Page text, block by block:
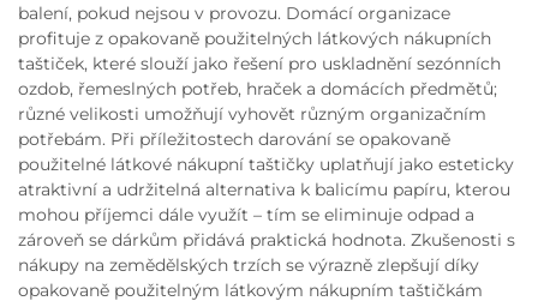
balení, pokud nejsou v provozu. Domácí organizace
profituje z opakovaně použitelných látkových nákupních
taštiček, které slouží jako řešení pro uskladnění sezónních
ozdob, řemeslných potřeb, hraček a domácích předmětů;
různé velikosti umožňují vyhovět různým organizačním
potřebám. Při příležitostech darování se opakovaně
použitelné látkové nákupní taštičky uplatňují jako esteticky
atraktivní a udržitelná alternativa k balicímu papíru, kterou
mohou příjemci dále využít – tím se eliminuje odpad a
zároveň se dárkům přidává praktická hodnota. Zkušenosti s
nákupy na zemědělských trzích se výrazně zlepšují díky
opakovaně použitelným látkovým nákupním taštičkám